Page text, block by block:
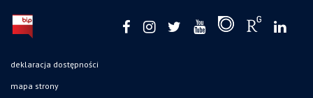
deklaracja dostępności
mapa strony